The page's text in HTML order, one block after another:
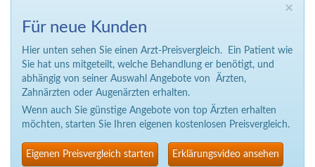
×
Für neue Kunden
Hier unten sehen Sie einen Arzt-Preisvergleich. Ein Patient wie
Sie hat uns mitgeteilt, welche Behandlung er benötigt, und
abhängig von seiner Auswahl Angebote von Ärzten,
Zahnärzten oder Augenärzten erhalten.
Wenn auch Sie günstige Angebote von top Ärzten erhalten
möchten, starten Sie Ihren eigenen kostenlosen Preisvergleich.
Eigenen Preisvergleich starten Erklärungsvideo ansehen